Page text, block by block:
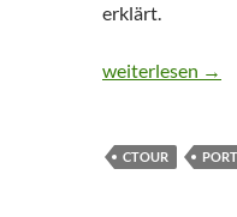
erklärt.
CTOUR on
weiterlesen →
CTOUR